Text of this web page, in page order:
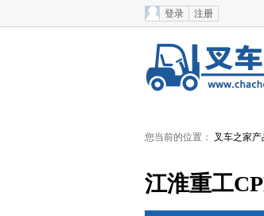
登录 注册
您当前的位置： 叉车之家
江淮重工